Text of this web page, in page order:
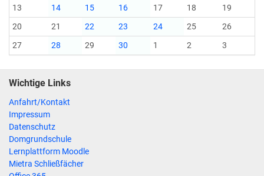
13
14 15 16 17 18
19
20
21 22 23 24 25
26
27
28 29 30 1 2 3
Wichtige Links
Anfahrt/Kontakt
Impressum
Datenschutz
Domgrundschule
Lernplattform Moodle
Mietra Schließfächer